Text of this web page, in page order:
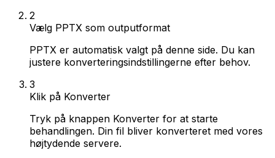
2
Vælg PPTX som outputformat
PPTX er automatisk valgt på denne side. Du kan
justere konverteringsindstillingerne efter behov.
3
Klik på Konverter
Tryk på knappen Konverter for at starte
behandlingen. Din fil bliver konverteret med vores
højtydende servere.